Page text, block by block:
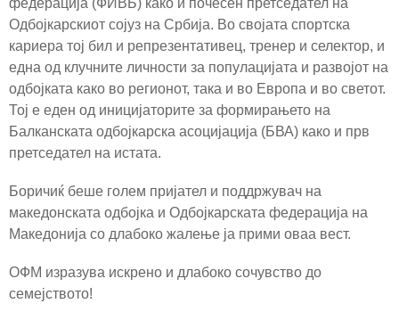
федерација (ФИВБ) како и почесен претседател на
Одбојкарскиот сојуз на Србија. Во својата спортска
кариера тој бил и репрезентативец, тренер и селектор, и
една од клучните личности за популацијата и развојот на
одбојката како во регионот, така и во Европа и во светот.
Тој е еден од иницијаторите за формирањето на
Балканската одбојкарска асоцијација (БВА) како и прв
претседател на истата.
Боричиќ беше голем пријател и поддржувач на
македонската одбојка и Одбојкарската федерација на
Македонија со длабоко жалење ја прими оваа вест.
ОФМ изразува искрено и длабоко сочувство до
семејството!